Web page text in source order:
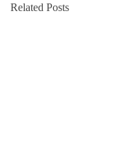
Related Posts